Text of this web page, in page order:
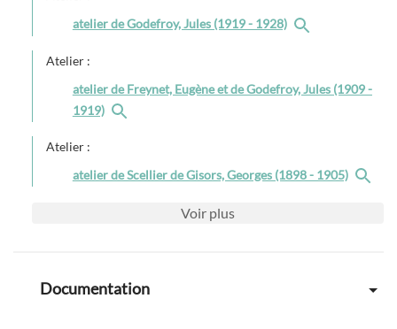
atelier de Godefroy, Jules (1919 - 1928)
Atelier :
atelier de Freynet, Eugène et de Godefroy, Jules (1909 -
1919)
Atelier :
atelier de Scellier de Gisors, Georges (1898 - 1905)
Voir plus
Documentation